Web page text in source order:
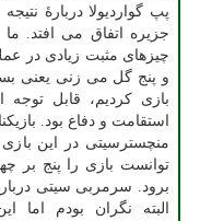
پپ گواردیولا دربارهٔ
جزیره اتفاق می افتد.
چیزهای مثبت زیادی در
و پنج گل می زنی یعنی
بازی کردیم، قابل
استقامت و دفاع بود.
منچسترسیتی در این بازی
توانست بازی را پنج بر
برود. سرمربی سیتی
البته نگران بودم اما